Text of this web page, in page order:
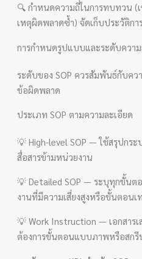
🔍 กำหนดความถี่ในการทบทวน (
เหตุผิดพลาดซ้ำ) จัดเก็บประวัติก
การกำหนดรูปแบบและระดับความ
ระดับของ SOP ควรสัมพันธ์กับค
ข้อผิดพลาด
ประเภท SOP ตามความละเอียด
💡 High-level SOP — ใช้สรุปกร
สื่อสารข้ามหน่วยงาน
💡 Detailed SOP — ระบุทุกขั้นต
งานที่มีความเสี่ยงสูงหรือขั้นตอนเ
💡 Work Instruction — เอกสาร
ต้องการขั้นตอนแบบภาพหรือสกรี